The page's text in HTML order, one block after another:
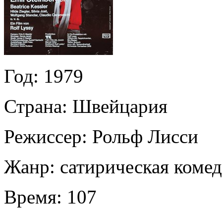
Год: 1979
Страна: Швейцария
Режиссер: Рольф Лисси
Жанр: сатирическая
Время: 107